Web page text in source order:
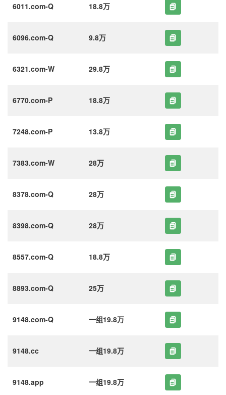
6011.com-Q 18.8万
6096.com-Q 9.8万
6321.com-W 29.8万
6770.com-P 18.8万
7248.com-P 13.8万
7383.com-W 28万
8378.com-Q 28万
8398.com-Q 28万
8557.com-Q 18.8万
8893.com-Q 25万
9148.com-Q 一组19.8万
9148.cc 一组19.8万
9148.app 一组19.8万